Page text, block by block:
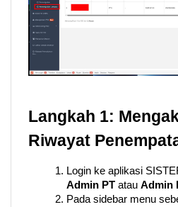
Langkah 1:
Riwayat
Admin PT atau Admin
Pada sidebar menu